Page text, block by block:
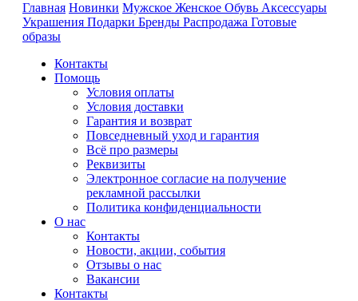
Главная Новинки Мужское Женское Обувь Аксессуары
Украшения Подарки Бренды Распродажа Готовые
образы
Контакты
Помощь
Условия оплаты
Условия доставки
Гарантия и возврат
Повседневный уход и гарантия
Всё про размеры
Реквизиты
Электронное согласие на получение
рекламной рассылки
Политика конфиденциальности
О нас
Контакты
Новости, акции, события
Отзывы о нас
Вакансии
Контакты